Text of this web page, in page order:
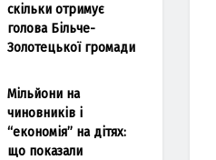
скільки отримує
голова Більче-
Золотецької громади
Мільйони на
чиновників і
“економія” на дітях:
що показали